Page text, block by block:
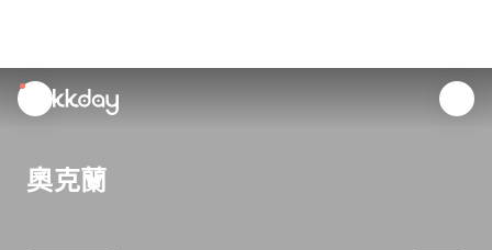
unread
notifications
奧克蘭